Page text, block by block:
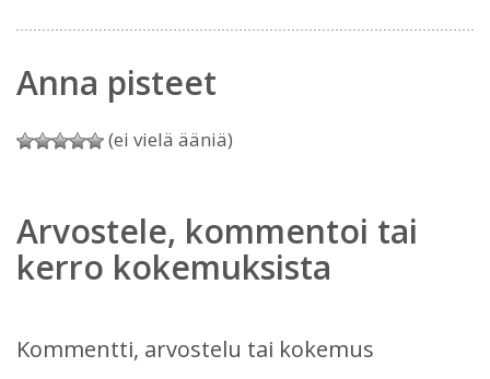
Anna pisteet
(ei vielä ääniä)
Arvostele, kommentoi tai
kerro kokemuksista
Kommentti, arvostelu tai kokemus